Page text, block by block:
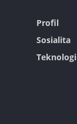
Profil
Sosialita
Teknologi